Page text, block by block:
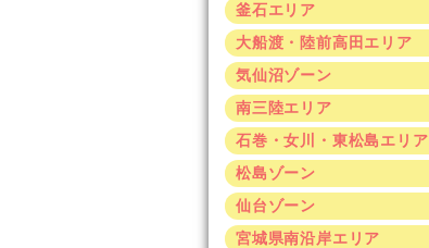
釜石エリア
大船渡・陸前高田エリア
気仙沼ゾーン
南三陸エリア
石巻・女川・東松島エリア
松島ゾーン
仙台ゾーン
宮城県南沿岸エリア